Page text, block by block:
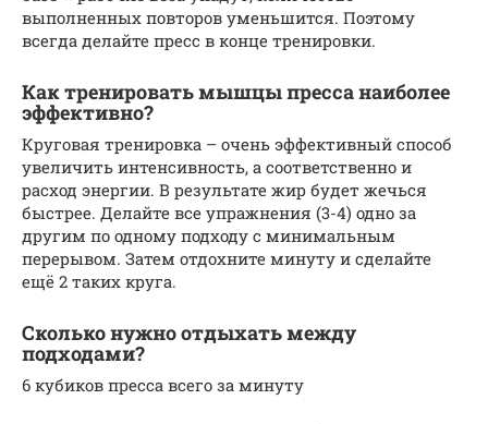
выполненных повторов уменьшится. Поэтому
всегда делайте пресс в конце тренировки.
Как тренировать мышцы пресса наиболее
эффективно?
Круговая тренировка – очень эффективный способ
увеличить интенсивность, а соответственно и
расход энергии. В результате жир будет жечься
быстрее. Делайте все упражнения (3-4) одно за
другим по одному подходу с минимальным
перерывом. Затем отдохните минуту и сделайте
ещё 2 таких круга.
Сколько нужно отдыхать между
подходами?
6 кубиков пресса всего за минуту